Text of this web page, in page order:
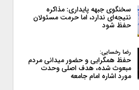
سخنگوی جبهه پایداری: مذاکره
نتیجه‌ای ندارد، اما حرمت مسئولان
حفظ شود
رضا رخسایی:
حفظ همگرایی و حضور میدانی مردم
مبعوث شده، هدف اصلی وحدت
مورد اشاره امام جامعه